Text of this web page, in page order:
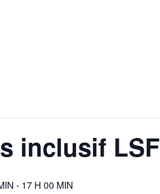
inclusif LSF
- 17 H 00 MIN